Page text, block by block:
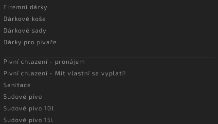
Firemní dárky
Dárkové koše
Dárkové sady
Dárky pro pivaře
Pivní chlazení - pronájem
Pivní chlazení - Mít vlastní se vyplatí!
Sanitace
Sudové pivo
Sudové pivo 10l
Sudové pivo 15l